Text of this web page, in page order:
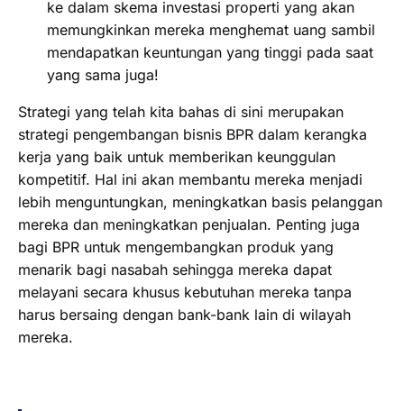
ke dalam skema investasi properti yang akan
memungkinkan mereka menghemat uang sambil
mendapatkan keuntungan yang tinggi pada saat
yang sama juga!
Strategi yang telah kita bahas di sini merupakan
strategi pengembangan bisnis BPR dalam kerangka
kerja yang baik untuk memberikan keunggulan
kompetitif. Hal ini akan membantu mereka menjadi
lebih menguntungkan, meningkatkan basis pelanggan
mereka dan meningkatkan penjualan. Penting juga
bagi BPR untuk mengembangkan produk yang
menarik bagi nasabah sehingga mereka dapat
melayani secara khusus kebutuhan mereka tanpa
harus bersaing dengan bank-bank lain di wilayah
mereka.